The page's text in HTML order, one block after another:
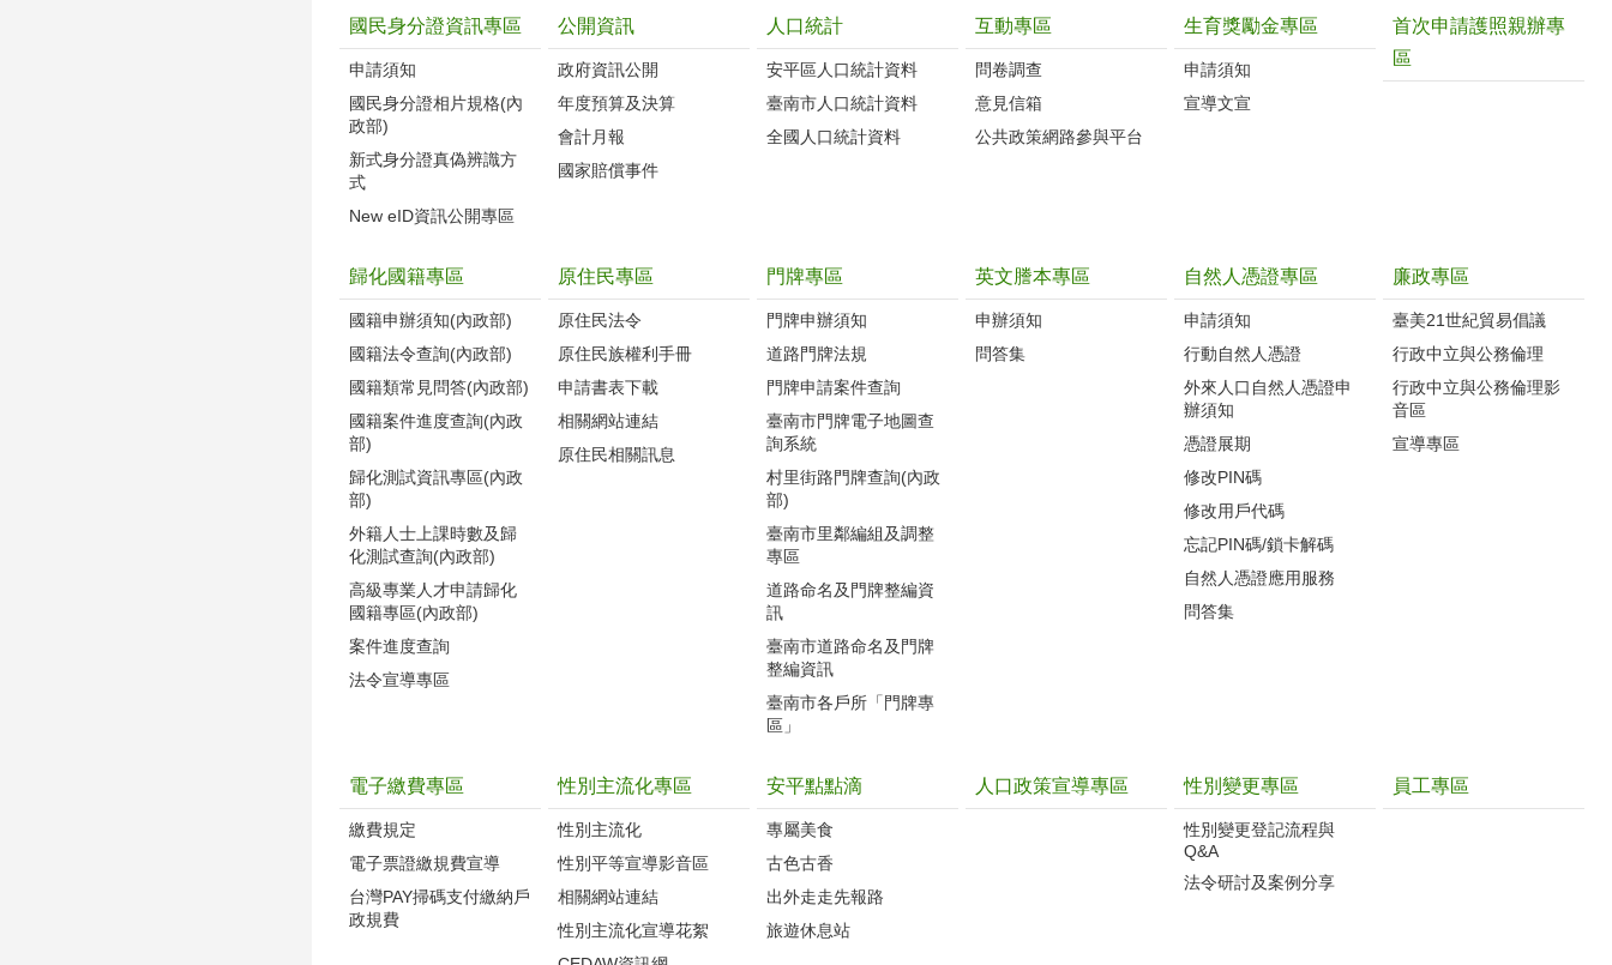
國民身分證資訊專區
申請須知
國民身分證相片規格(內
政部)
新式身分證真偽辨識方
式
New eID資訊公開專區
公開資訊
政府資訊公開
年度預算及決算
會計月報
國家賠償事件
人口統計
安平區人口統計資料
臺南市人口統計資料
全國人口統計資料
互動專區
問卷調查
意見信箱
公共政策網路參與平台
生育獎勵金專區
申請須知
宣導文宣
首次申請護照親辦專
區
歸化國籍專區
國籍申辦須知(內政部)
國籍法令查詢(內政部)
國籍類常見問答(內政部)
國籍案件進度查詢(內政
部)
歸化測試資訊專區(內政
部)
外籍人士上課時數及歸
化測試查詢(內政部)
高級專業人才申請歸化
國籍專區(內政部)
案件進度查詢
法令宣導專區
原住民專區
原住民法令
原住民族權利手冊
申請書表下載
相關網站連結
原住民相關訊息
門牌專區
門牌申辦須知
道路門牌法規
門牌申請案件查詢
臺南市門牌電子地圖查
詢系統
村里街路門牌查詢(內政
部)
臺南市里鄰編組及調整
專區
道路命名及門牌整編資
訊
臺南市道路命名及門牌
整編資訊
臺南市各戶所「門牌專
區」
英文謄本專區
申辦須知
問答集
自然人憑證專區
申請須知
行動自然人憑證
外來人口自然人憑證申
辦須知
憑證展期
修改PIN碼
修改用戶代碼
忘記PIN碼/鎖卡解碼
自然人憑證應用服務
問答集
廉政專區
臺美21世紀貿易倡議
行政中立與公務倫理
行政中立與公務倫理影
音區
宣導專區
電子繳費專區
繳費規定
電子票證繳規費宣導
台灣PAY掃碼支付繳納戶
政規費
性別主流化專區
性別主流化
性別平等宣導影音區
相關網站連結
性別主流化宣導花絮
安平點點滴
專屬美食
古色古香
出外走走先報路
旅遊休息站
人口政策宣導專區 性別變更專區
性別變更登記流程與
Q&A
法令研討及案例分享
員工專區